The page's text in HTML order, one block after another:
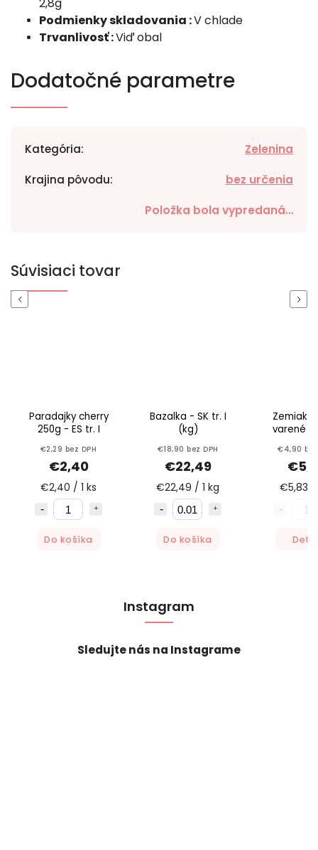
Podmienky skladovania :V chlade
Trvanlivosť :Viď obal
Dodatočné parametre
Kategória: Zelenina
Krajina pôvodu: bez určenia
Položka bola vypredaná…
Súvisiaci tovar
Previous
Paradajky cherry
250g - ES tr. I
€2,29 bez DPH
€2,40
€2,40 / 1 ks
Do košíka
Bazalka - SK tr. I
(kg)
€18,90 bez DPH
€22,49
€22,49 / 1 kg
Do košíka
Zemiaky
varené
€4,90 bez
€5,83 /
Next
Instagram
Sledujte nás na Instagrame